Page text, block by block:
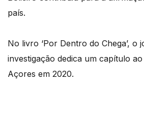
país.
No livro ‘Por Dentro do Chega’, o
investigação dedica um capítulo
Açores em 2020.